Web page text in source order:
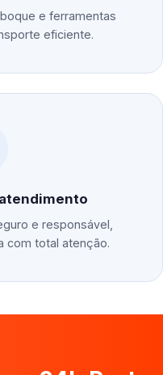
e ferramentas
eficiente.
e responsável,
com total atenção.